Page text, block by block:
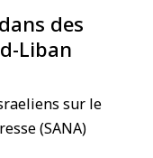
des
Liban